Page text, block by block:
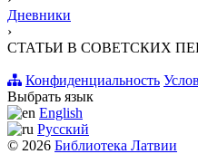
Дневники
›
СТАТЬИ В СОВЕТСКИХ
Конфиденциальность
Выбрать язык
English
Русский
© 2026 Библиотека Латвии